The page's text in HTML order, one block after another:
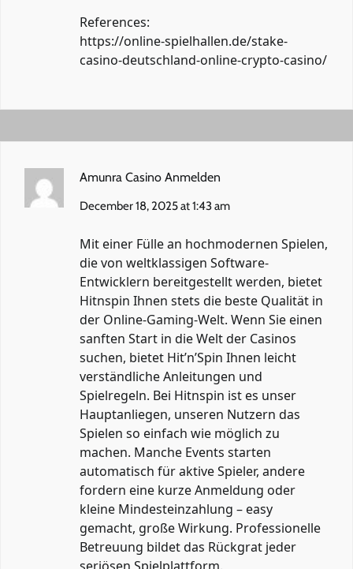
References:
https://online-spielhallen.de/stake-
casino-deutschland-online-crypto-casino/
Amunra Casino Anmelden
December 18, 2025 at 1:43 am
Mit einer Fülle an hochmodernen Spielen,
die von weltklassigen Software-
Entwicklern bereitgestellt werden, bietet
Hitnspin Ihnen stets die beste Qualität in
der Online-Gaming-Welt. Wenn Sie einen
sanften Start in die Welt der Casinos
suchen, bietet Hit’n’Spin Ihnen leicht
verständliche Anleitungen und
Spielregeln. Bei Hitnspin ist es unser
Hauptanliegen, unseren Nutzern das
Spielen so einfach wie möglich zu
machen. Manche Events starten
automatisch für aktive Spieler, andere
fordern eine kurze Anmeldung oder
kleine Mindesteinzahlung – easy
gemacht, große Wirkung. Professionelle
Betreuung bildet das Rückgrat jeder